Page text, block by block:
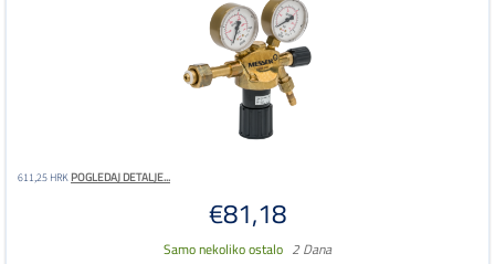
611,25 HRKPOGLEDAJ DETALJE...
€81,18
Samo nekoliko ostalo 2 Dana